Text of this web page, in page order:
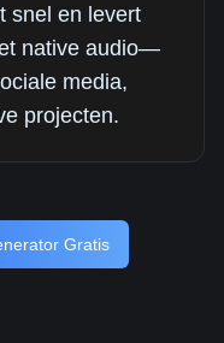
snel en levert
native audio—
media,
projecten.
Gratis